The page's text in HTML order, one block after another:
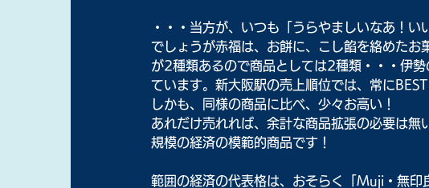
・・・当方が、いつも「うらやましいなあ！
でしょうが赤福は、お餅に、こし餡を絡めた
が2種類あるので商品としては2種類・・・伊
ています。新大阪駅の売上順位では、常に
しかも、同様の商品に比べ、少々お高い！
あれだけ売れれば、余計な商品拡張の必要は無
規模の経済の模範的商品です！
範囲の経済の代表格は、おそらく「Muji・無印